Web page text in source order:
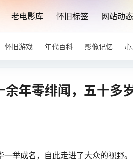
老电影库 怀旧标签 网站动态
怀旧游戏 年代百科 影像记忆
余年零绯闻，五十多
举成名，自此走进了大众的视野。